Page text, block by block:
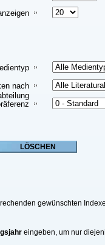
nach
gewünschten
eingeben, um nur